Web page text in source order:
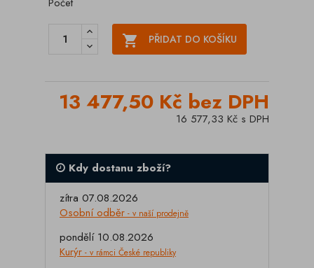
 PŘIDAT DO KOŠÍKU
13 477,50 Kč bez DPH
16 577,33 Kč s DPH
Kdy dostanu zboží?
zítra 07.08.2026
Osobní odběr - v naší prodejně
pondělí 10.08.2026
Kurýr - v rámci České republiky